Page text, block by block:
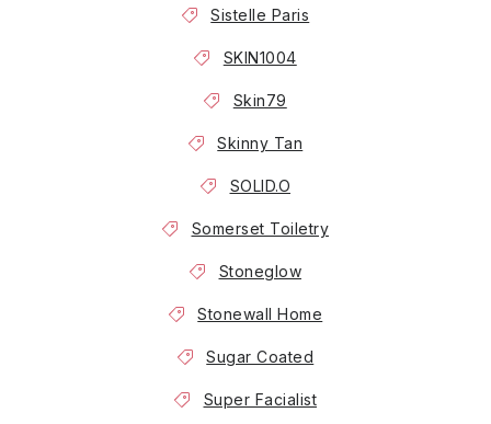
Sistelle Paris
SKIN1004
Skin79
Skinny Tan
SOLID.O
Somerset Toiletry
Stoneglow
Stonewall Home
Sugar Coated
Super Facialist